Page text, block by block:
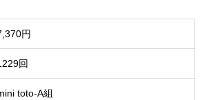
円
回
toto-A組